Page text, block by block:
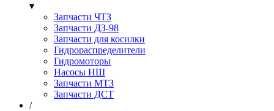
▾
Запчасти ЧТЗ
Запчасти ДЗ-98
Запчасти для косилки
Гидрораспределители
Гидромоторы
Насосы НШ
Запчасти МТЗ
Запчасти ДСТ
/